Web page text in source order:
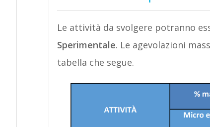
Le attività da svolgere potranno
Sperimentale. Le agevolazioni
tabella che segue.